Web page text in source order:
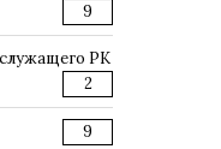
9
РК
2
9